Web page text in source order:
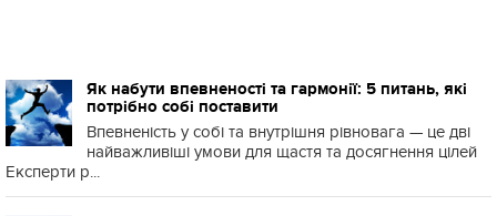
Як набути впевненості та гармонії: 5 питань, які
потрібно собі поставити
Впевненість у собі та внутрішня рівновага — це дві
найважливіші умови для щастя та досягнення цілей
Експерти р...